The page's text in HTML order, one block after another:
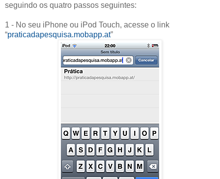
seguindo os quatro passos seguintes:
1 - No seu iPhone ou iPod Touch, acesse o link
“praticadapesquisa.mobapp.at”